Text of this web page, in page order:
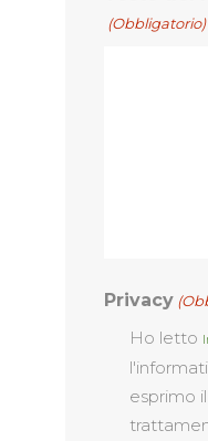
(Obbligatorio)
Privacy
Ho letto
esprimo